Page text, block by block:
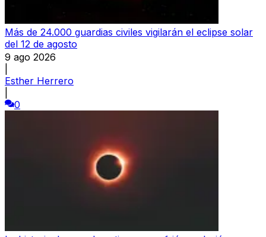
Más de 24.000 guardias civiles vigilarán el eclipse solar
del 12 de agosto
9 ago 2026
Esther Herrero
0